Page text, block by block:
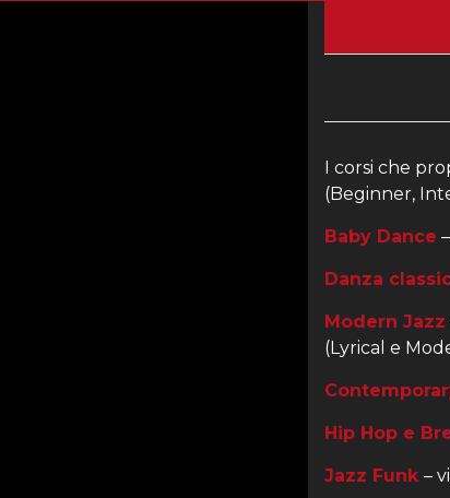
I corsi che
(Beginner,
Baby Dance
Danza
Modern Jazz
(Lyrical e
Hip Hop e
Jazz Funk –